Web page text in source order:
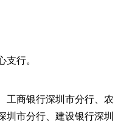
行。
工商银行深圳市分行、农
圳市分行、建设银行深圳